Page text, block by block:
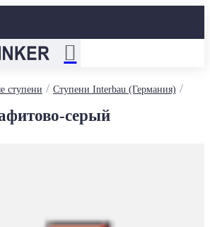
ступени / Ступени Interbau (Германия) /
серый